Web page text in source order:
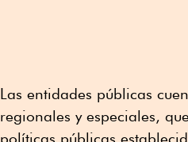
Las entidades públicas
regionales y especiales,
políticas públicas